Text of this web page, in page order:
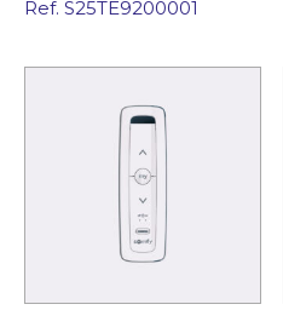
Ref. S25TE9200001